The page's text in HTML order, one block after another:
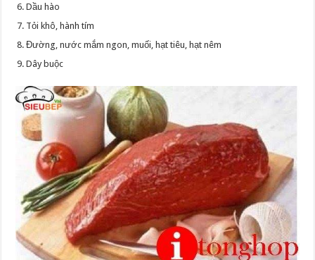
Dầu hào
Tỏi khô, hành tím
Đường, nước mắm ngon, muối, hạt tiêu, hạt nêm
Dây buộc